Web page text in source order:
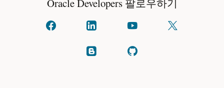
Oracle Developers 팔로우하기
페이스북에 linkedIn에서 YouTube에서X에서
블로그 GitHub에서